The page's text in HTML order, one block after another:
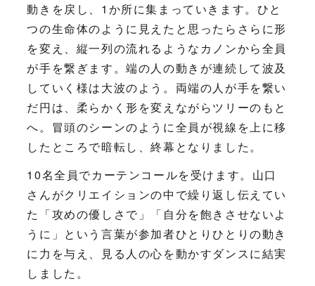
動きを戻し、1か所に集まっていきます。ひと
つの生命体のように見えたと思ったらさらに形
を変え、縦一列の流れるようなカノンから全員
が手を繋ぎます。端の人の動きが連続して波及
していく様は大波のよう。両端の人が手を繋い
だ円は、柔らかく形を変えながらツリーのもと
へ。冒頭のシーンのように全員が視線を上に移
したところで暗転し、終幕となりました。
10名全員でカーテンコールを受けます。山口
さんがクリエイションの中で繰り返し伝えてい
た「攻めの優しさで」「自分を飽きさせないよ
うに」という言葉が参加者ひとりひとりの動き
に力を与え、見る人の心を動かすダンスに結実
しました。